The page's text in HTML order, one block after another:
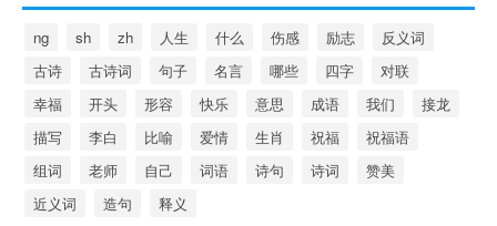
ng sh zh 人生 什么 伤感 励志
反义词
古诗
古诗词 句子 名言 哪些 四字
对联
幸福
开头 形容 快乐 意思 成语 我们
接龙
描写
李白 比喻 爱情 生肖 祝福
祝福语
组词
老师 自己 词语 诗句 诗词
赞美
近义词
造句 释义